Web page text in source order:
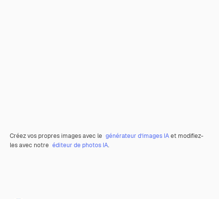
Créez vos propres images avec le générateur d’images IAet modifiez-
les avec notre éditeur de photos IA.